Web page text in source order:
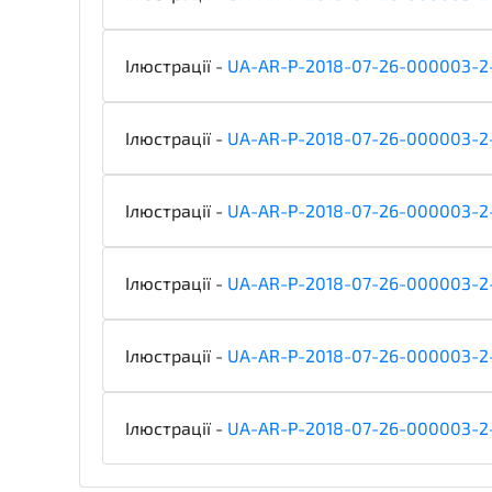
Ілюстрації - UA-AR-P-2018-07-26-000003-
Ілюстрації - UA-AR-P-2018-07-26-000003-
Ілюстрації - UA-AR-P-2018-07-26-000003-
Ілюстрації - UA-AR-P-2018-07-26-000003-2-
Ілюстрації - UA-AR-P-2018-07-26-000003-
Ілюстрації - UA-AR-P-2018-07-26-000003-